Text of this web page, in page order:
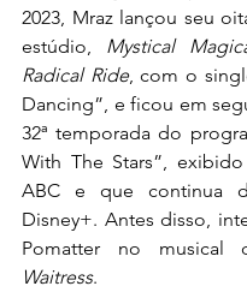
2023, Mraz lançou seu
estúdio, Mystical
Radical Ride, com o
Dancing”, e ficou em
32ª temporada do
With The Stars”,
ABC e que continua
Disney+. Antes disso,
Waitress.